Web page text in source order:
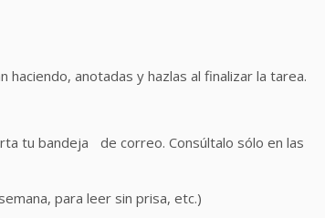
haciendo, anotadas y hazlas al finalizar la tarea.
tu bandeja de correo. Consúltalo sólo en las
para leer sin prisa, etc.)